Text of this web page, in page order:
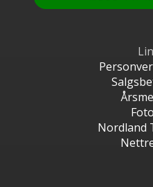
Nordland